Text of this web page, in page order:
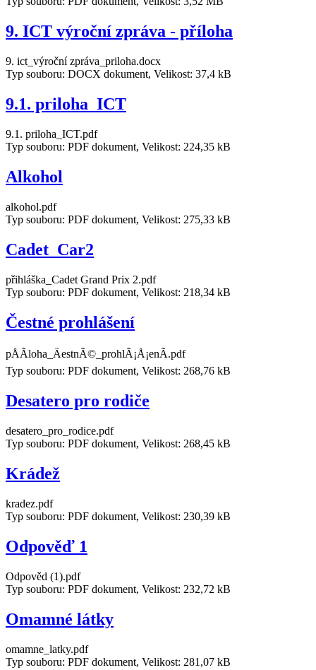
9. ICT výroční zpráva - příloha
9. ict_výroční zpráva_priloha.docx
Typ souboru: DOCX dokument, Velikost: 37,4 kB
9.1. priloha_ICT
9.1. priloha_ICT.pdf
Typ souboru: PDF dokument, Velikost: 224,35 kB
Alkohol
alkohol.pdf
Typ souboru: PDF dokument, Velikost: 275,33 kB
Cadet_Car2
přihláška_Cadet Grand Prix 2.pdf
Typ souboru: PDF dokument, Velikost: 218,34 kB
Čestné prohlášení
pÅÃ­loha_ÄestnÃ©_prohlÃ¡Å¡enÃ­.pdf
Typ souboru: PDF dokument, Velikost: 268,76 kB
Desatero pro rodiče
desatero_pro_rodice.pdf
Typ souboru: PDF dokument, Velikost: 268,45 kB
Krádež
kradez.pdf
Typ souboru: PDF dokument, Velikost: 230,39 kB
Odpověď 1
Odpověd (1).pdf
Typ souboru: PDF dokument, Velikost: 232,72 kB
Omamné látky
omamne_latky.pdf
Typ souboru: PDF dokument, Velikost: 281,07 kB